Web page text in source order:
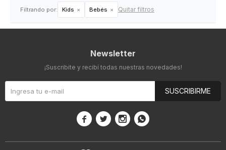
Filtrando por: Kids Bebés Quitar filtros
Newsletter
¡Suscribite y recibí todas nuestras novedades!
SUSCRIBIRME
   